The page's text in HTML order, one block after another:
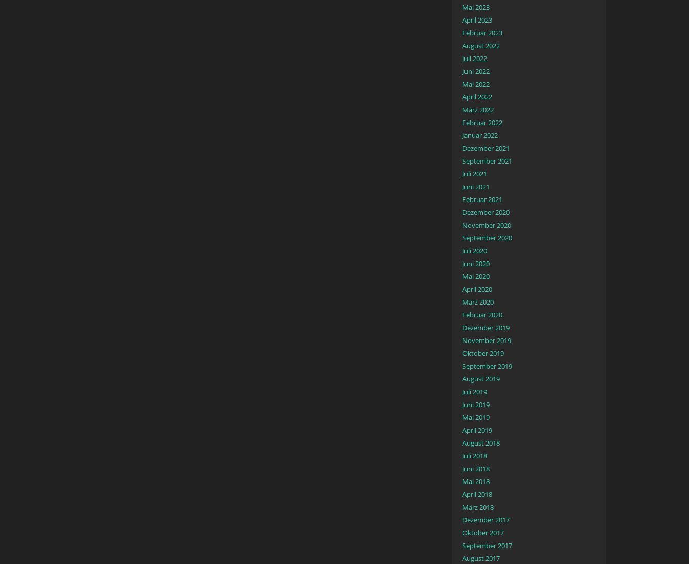
Mai 2023
April 2023
Februar 2023
August 2022
Juli 2022
Juni 2022
Mai 2022
April 2022
März 2022
Februar 2022
Januar 2022
Dezember 2021
September 2021
Juli 2021
Juni 2021
Februar 2021
Dezember 2020
November 2020
September 2020
Juli 2020
Juni 2020
Mai 2020
April 2020
März 2020
Februar 2020
Dezember 2019
November 2019
Oktober 2019
September 2019
August 2019
Juli 2019
Juni 2019
Mai 2019
April 2019
August 2018
Juli 2018
Juni 2018
Mai 2018
April 2018
März 2018
Dezember 2017
Oktober 2017
September 2017
August 2017